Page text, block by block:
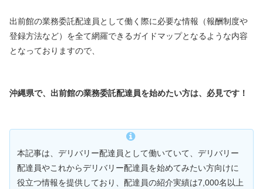
出前館の業務委託配達員として働く際に必要な情報（報酬制度や
登録方法など）を全て網羅できるガイドマップとなるような内容
となっておりますので、
沖縄県で、出前館の業務委託配達員を始めたい方は、必見です！
本記事は、デリバリー配達員として働いていて、デリバリー
配達員やこれからデリバリー配達員を始めてみたい方向けに
役立つ情報を提供しており、配達員の紹介実績は7,000名以上